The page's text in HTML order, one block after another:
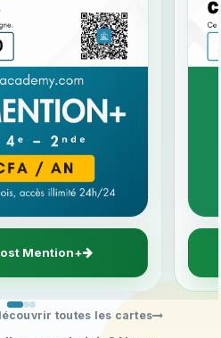
Mention+
toutes les cartes